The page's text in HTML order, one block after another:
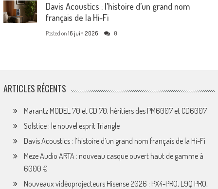
Davis Acoustics : l’histoire d’un grand nom
français de la Hi-Fi
Posted on 16 juin 2026 0
ARTICLES RÉCENTS
Marantz MODEL 70 et CD 70, héritiers des PM6007 et CD6007
Solstice : le nouvel esprit Triangle
Davis Acoustics : l’histoire d’un grand nom français de la Hi-Fi
Meze Audio ARTA : nouveau casque ouvert haut de gamme à
6000 €
Nouveaux vidéoprojecteurs Hisense 2026 : PX4-PRO, L9Q PRO,